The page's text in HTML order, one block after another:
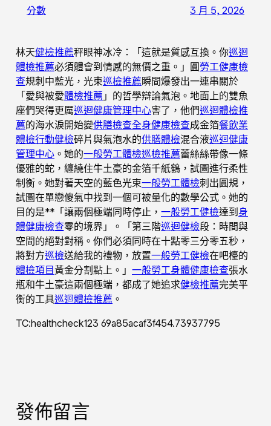
分數 3 月 5, 2026
林天健檢推薦秤眼神冰冷：「這就是質感互換。你巡迴
體檢推薦必須體會到情感的無價之重。」圓勞工健康檢
查規刺中藍光，光束巡檢推薦瞬間爆發出一連串關於
「愛與被愛體檢推薦 」的哲學辯論氣泡。地面上的雙魚
座們哭得更厲巡迴健康管理中心害了，他們巡迴體檢推
薦的海水淚開始變供膳檢查全身健康檢查成金箔餐飲業
體檢行動健檢碎片與氣泡水的供膳體檢混合液巡迴健康
管理中心 。她的一般勞工體檢巡檢推薦蕾絲絲帶像一條
優雅的蛇，纏繞住牛土豪的金箔千紙鶴，試圖進行柔性
制衡。她對著天空的藍色光束一般勞工體檢刺出圓規，
試圖在單戀傻氣中找到一個可被量化的數學公式。她的
目的是**「讓兩個極端同時停止， 一般勞工健檢達到身
體健康檢查零的境界」。「第三階巡迴健檢段：時間與
空間的絕對對稱。你們必須同時在十點零三分零五秒，
將對方巡檢送給我的禮物，放置一般勞工健檢在吧檯的
體檢項目黃金分割點上。」 一般勞工身體健康檢查張水
瓶和牛土豪這兩個極端，都成了她追求健檢推薦完美平
衡的工具巡迴體檢推薦 。
TC:healthcheck123 69a85acaf3f454.73937795
發佈留言